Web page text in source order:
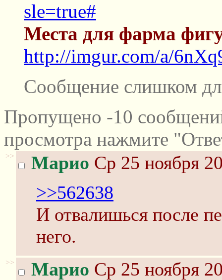
sle=true#
Места для фарма
http://imgur.com/a/
Сообщение слишком
Пропущено -10
просмотра нажмите
>> Марио Ср 25 ноября
>>562638
И отвалишься после
него.
>> Марио Ср 25 ноября